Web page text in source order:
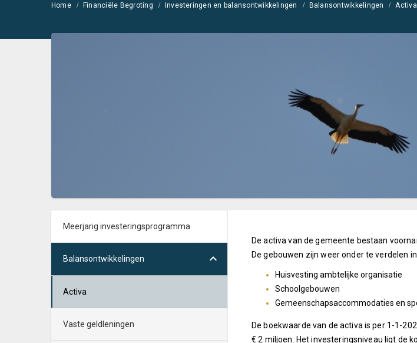
Home Financiële Begroting Investeringen en balansontwikkelingen Balansontwikkelingen Activa
De activa van de gemeente bestaan
De gebouwen zijn weer onder te verdelen
Huisvesting ambtelijke organisatie
Schoolgebouwen
Gemeenschapsaccommodaties en
De boekwaarde van de activa is per 1-1-
€ 2 miljoen. Het investeringsniveau ligt de
Meerjarig investeringsprogramma
Balansontwikkelingen
Activa
Vaste geldleningen